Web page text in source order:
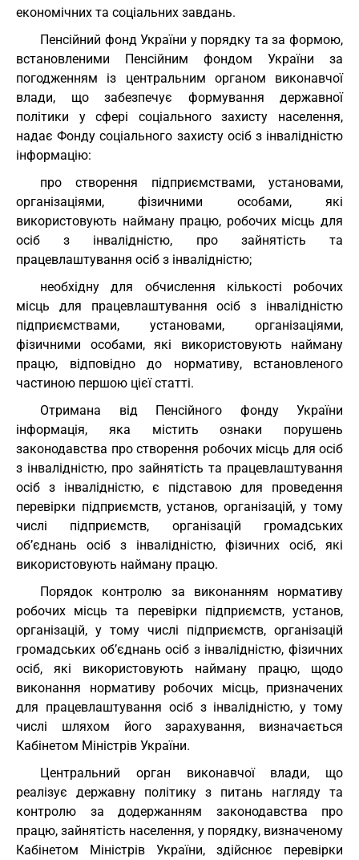
економічних та соціальних завдань.
Пенсійний фонд України у порядку та за формою,
встановленими Пенсійним фондом України за
погодженням із центральним органом виконавчої
влади, що забезпечує формування державної
політики у сфері соціального захисту населення,
надає Фонду соціального захисту осіб з інвалідністю
інформацію:
про створення підприємствами, установами,
організаціями, фізичними особами, які
використовують найману працю, робочих місць для
осіб з інвалідністю, про зайнятість та
працевлаштування осіб з інвалідністю;
необхідну для обчислення кількості робочих
місць для працевлаштування осіб з інвалідністю
підприємствами, установами, організаціями,
фізичними особами, які використовують найману
працю, відповідно до нормативу, встановленого
частиною першою цієї статті.
Отримана від Пенсійного фонду України
інформація, яка містить ознаки порушень
законодавства про створення робочих місць для осіб
з інвалідністю, про зайнятість та працевлаштування
осіб з інвалідністю, є підставою для проведення
перевірки підприємств, установ, організацій, у тому
числі підприємств, організацій громадських
об’єднань осіб з інвалідністю, фізичних осіб, які
використовують найману працю.
Порядок контролю за виконанням нормативу
робочих місць та перевірки підприємств, установ,
організацій, у тому числі підприємств, організацій
громадських об’єднань осіб з інвалідністю, фізичних
осіб, які використовують найману працю, щодо
виконання нормативу робочих місць, призначених
для працевлаштування осіб з інвалідністю, у тому
числі шляхом його зарахування, визначається
Кабінетом Міністрів України.
Центральний орган виконавчої влади, що
реалізує державну політику з питань нагляду та
контролю за додержанням законодавства про
працю, зайнятість населення, у порядку, визначеному
Кабінетом Міністрів України, здійснює перевірки